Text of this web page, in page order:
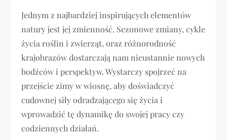
Jednym z najbardziej inspirujących elementów
natury jest jej zmienność. Sezonowe zmiany, cykle
życia roślin i zwierząt, oraz różnorodność
krajobrazów dostarczają nam nieustannie nowych
bodźców i perspektyw. Wystarczy spojrzeć na
przejście zimy w wiosnę, aby doświadczyć
cudownej siły odradzającego się życia i
wprowadzić tę dynamikę do swojej pracy czy
codziennych działań.